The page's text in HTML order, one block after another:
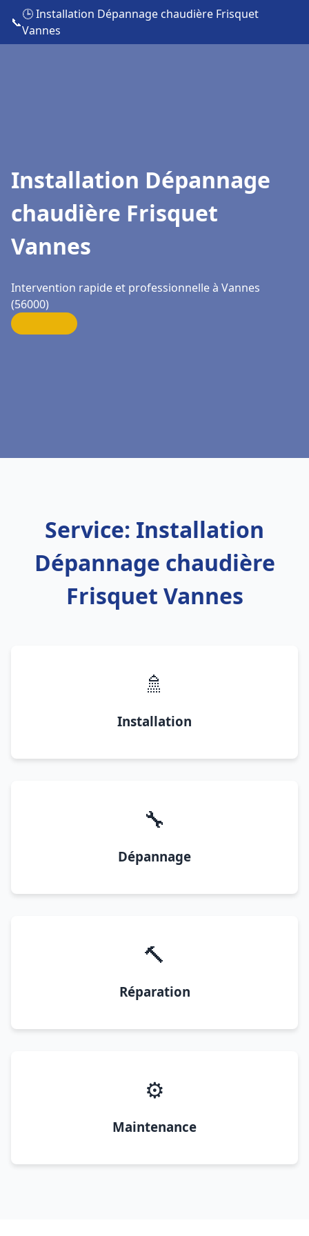
📞
🕒 Installation Dépannage chaudière Frisquet
Vannes
Installation Dépannage
chaudière Frisquet
Vannes
Intervention rapide et professionnelle à Vannes
(56000)
Service: Installation
Dépannage chaudière
Frisquet Vannes
🚿
Installation
🔧
Dépannage
🔨
Réparation
⚙️
Maintenance